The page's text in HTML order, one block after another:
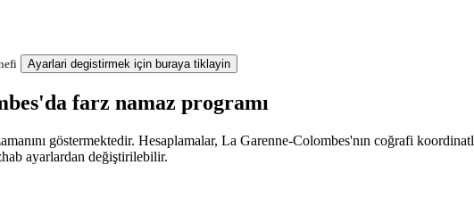
Ayarlari degistirmek için buraya tiklayin
farz namaz programı
göstermektedir. Hesaplamalar, La Garenne-Colombes'nın coğrafi
ayarlardan değiştirilebilir.